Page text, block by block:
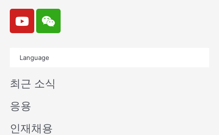
Y
o
u
e
W
e
i
n
Language
최근 소식
응용
인재채용